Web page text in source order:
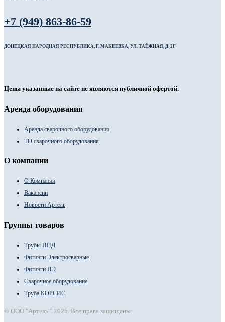
+7 (949) 863-86-59
ДОНЕЦКАЯ НАРОДНАЯ РЕСПУБЛИКА, Г. МАКЕЕВКА, УЛ. ТАЁЖНАЯ, Д. 2Г
Цены указанные на сайте не являются публичной офертой.
Аренда оборудования
Аренда сварочного оборудования
ТО сварочного оборудования
О компании
О Компании
Вакансии
Новости Артель
Группы товаров
Трубы ПНД
Фитинги Электросварные
Фитинги ПЭ
Сварочное оборудование
Труба КОРСИС
© ООО "Артель". 2025. Все права защищены